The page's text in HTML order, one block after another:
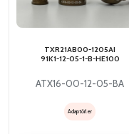
TXR21AB00-1205AI
91K1-12-05-1-B-HE100
ATX16-00-12-05-BA
Adaptörler